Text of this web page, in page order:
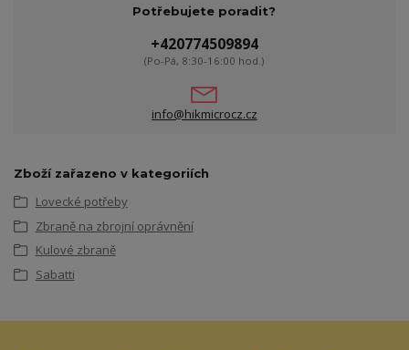
Potřebujete poradit?
+420774509894
(Po-Pá, 8:30-16:00 hod.)
info@hikmicrocz.cz
Zboží zařazeno v kategoriích
Lovecké potřeby
Zbraně na zbrojní oprávnění
Kulové zbraně
Sabatti